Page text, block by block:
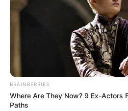
คนที่เกิดวันอังคารมีพลังความร้อ
ความเย็นฉ่ำเป็นพิเศษ ไปไหนต้
โชคดี ฉับไวและตัดสินใจด้วยตัว
ลักษณะพิเศษที่ปรากฏขึ้นในดวง
ที่เกิดวันนี้ มักเป็นคนมีอำนาจ ห
ข้างให้ความยำเกรง งานอดิเรก
ส่วนตัวเป็นคนเอื้ออาทรมีความเม
และหากใครท้าทาย ชอบการพนั
BRAINBERRIES
Where Are They Now? 9 Ex-Actors
Paths